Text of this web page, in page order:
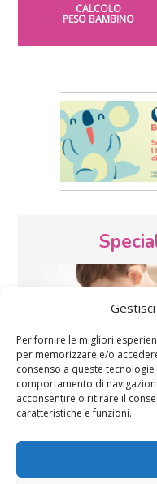
Per fornire le migliori
per memorizzare e/o
consenso a queste
comportamento di
acconsentire o ritirare il
caratteristiche e funzioni.
CALCOLO
PESO BAMBINO
Vaccini